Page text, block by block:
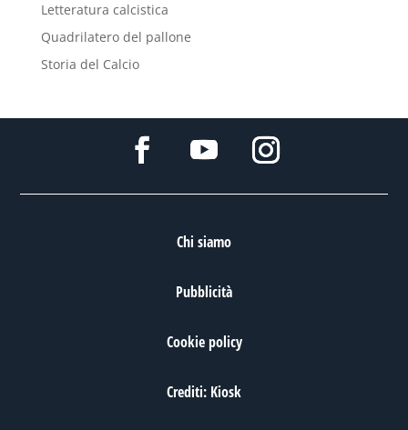
Letteratura calcistica
Quadrilatero del pallone
Storia del Calcio
Chi siamo
Pubblicità
Cookie policy
Crediti: Kiosk